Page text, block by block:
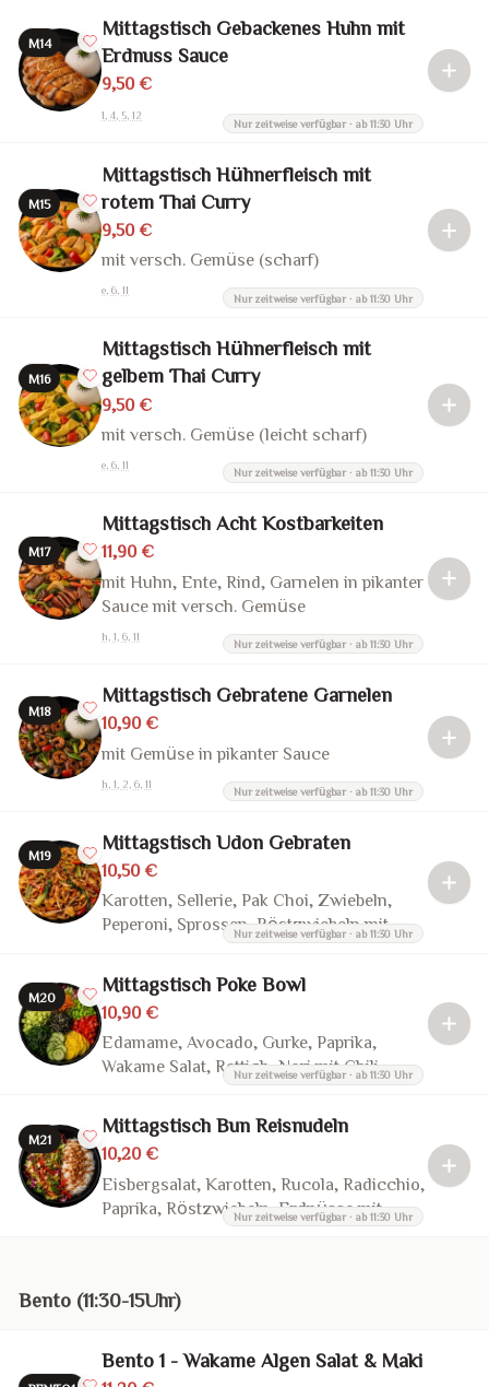
M14
Mittagstisch Gebackenes Huhn mit
Erdnuss Sauce
9,50 €
1, 4, 5, 12
Nur zeitweise verfügbar · ab 11:30 Uhr
M15
Mittagstisch Hühnerfleisch mit
rotem Thai Curry
9,50 €
mit versch. Gemüse (scharf)
e, 6, 11
Nur zeitweise verfügbar · ab 11:30 Uhr
M16
Mittagstisch Hühnerfleisch mit
gelbem Thai Curry
9,50 €
mit versch. Gemüse (leicht scharf)
e, 6, 11
Nur zeitweise verfügbar · ab 11:30 Uhr
M17
Mittagstisch Acht Kostbarkeiten
11,90 €
mit Huhn, Ente, Rind, Garnelen in pikanter
Sauce mit versch. Gemüse
h, 1, 6, 11
Nur zeitweise verfügbar · ab 11:30 Uhr
M18
Mittagstisch Gebratene Garnelen
10,90 €
mit Gemüse in pikanter Sauce
h, 1, 2, 6, 11
Nur zeitweise verfügbar · ab 11:30 Uhr
M19
Mittagstisch Udon Gebraten
10,50 €
Karotten, Sellerie, Pak Choi, Zwiebeln,
Peperoni, Sprossen, Röstzwiebeln mit
Nur zeitweise verfügbar · ab 11:30 Uhr
M20
Mittagstisch Poke Bowl
10,90 €
Edamame, Avocado, Gurke, Paprika,
Wakame Salat, Rettich, Nori mit Chili-
Mayo-Sauce oder Vegan Teriyaki Sauce
Nur zeitweise verfügbar · ab 11:30 Uhr
M21
Mittagstisch Bun Reisnudeln
10,20 €
Eisbergsalat, Karotten, Rucola, Radicchio,
Paprika, Röstzwiebeln, Erdnüsse mit
hausgemachte Fischsauce oder vegan
Nur zeitweise verfügbar · ab 11:30 Uhr
Bento (11:30-15Uhr)
Bento 1 - Wakame Algen Salat & Maki